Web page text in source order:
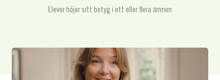
Elever höjer sitt betyg i ett eller flera ämnen